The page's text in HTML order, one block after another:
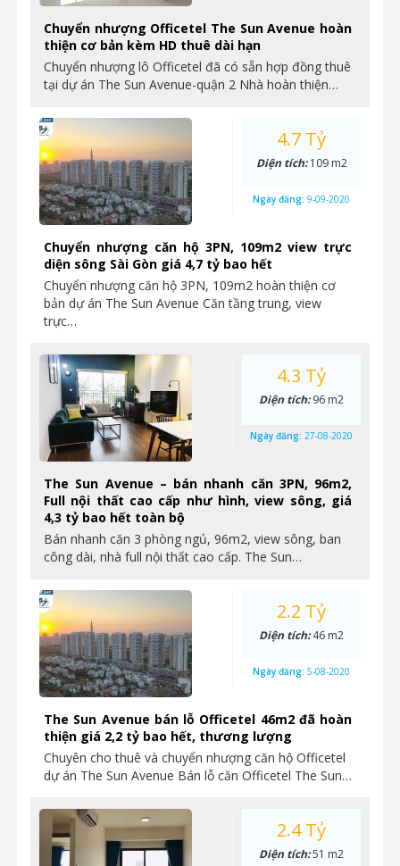
Chuyển nhượng Officetel The Sun Avenue hoàn
thiện cơ bản kèm HD thuê dài hạn
Chuyển nhượng lô Officetel đã có sẵn hợp đồng thuê
tại dự án The Sun Avenue-quận 2 Nhà hoàn thiện…
Chuyển nhượng căn hộ 3PN, 109m2 view trực
diện sông Sài Gòn giá 4,7 tỷ bao hết
Chuyển nhượng căn hộ 3PN, 109m2 hoàn thiện cơ
bản dự án The Sun Avenue Căn tầng trung, view
trực…
4.7 Tỷ
Diện tích:109 m2
Ngày đăng: 9-09-2020
The Sun Avenue – bán nhanh căn 3PN, 96m2,
Full nội thất cao cấp như hình, view sông, giá
4,3 tỷ bao hết toàn bộ
Bán nhanh căn 3 phòng ngủ, 96m2, view sông, ban
công dài, nhà full nội thất cao cấp. The Sun…
4.3 Tỷ
Diện tích:96 m2
Ngày đăng: 27-08-2020
The Sun Avenue bán lỗ Officetel 46m2 đã hoàn
thiện giá 2,2 tỷ bao hết, thương lượng
Chuyên cho thuê và chuyển nhượng căn hộ Officetel
dự án The Sun Avenue Bán lỗ căn Officetel The Sun…
2.2 Tỷ
Diện tích:46 m2
Ngày đăng: 5-08-2020
2.4 Tỷ
Diện tích:51 m2